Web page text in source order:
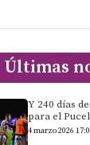
Últimas
Y 240 días
para el
4 marzo 2026